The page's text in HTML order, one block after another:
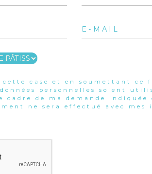
cette case et en soumettant ce
personnelles soient
cadre de ma demande indiquée
ne sera effectué avec mes